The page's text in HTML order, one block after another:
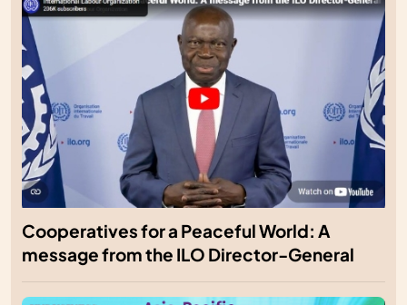
Cooperatives for a Peaceful World: A
message from the ILO Director-General